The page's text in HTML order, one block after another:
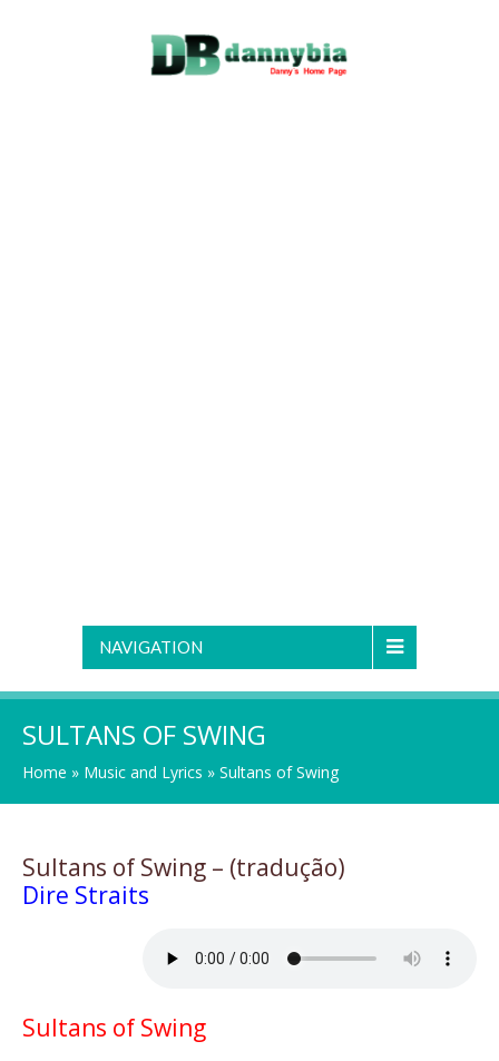
NAVIGATION
SULTANS OF SWING
Home » Music and Lyrics » Sultans of Swing
Sultans of Swing – (tradução)
Dire Straits
Sultans of Swing